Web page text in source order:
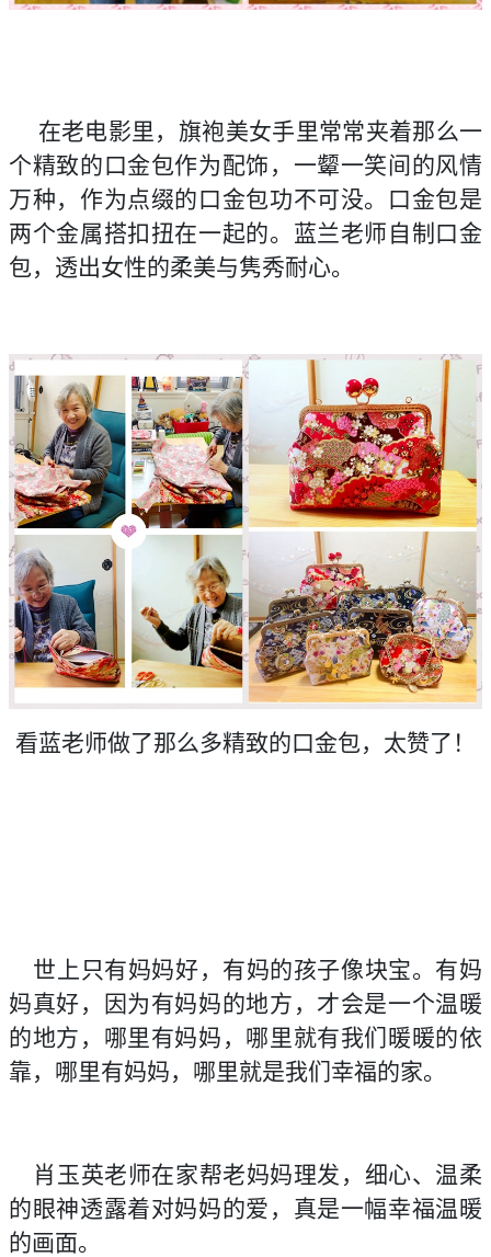
在老电影里，旗袍美女手里常常夹着那么一
个精致的口金包作为配饰，一颦一笑间的风情
万种，作为点缀的口金包功不可没。口金包是
两个金属搭扣扭在一起的。蓝兰老师自制口金
包，透出女性的柔美与隽秀耐心。
看蓝老师做了那么多精致的口金包，太赞了！
世上只有妈妈好，有妈的孩子像块宝。有妈
妈真好，因为有妈妈的地方，才会是一个温暖
的地方，哪里有妈妈，哪里就有我们暖暖的依
靠，哪里有妈妈，哪里就是我们幸福的家。
肖玉英老师在家帮老妈妈理发，细心、温柔
的眼神透露着对妈妈的爱，真是一幅幸福温暖
的画面。